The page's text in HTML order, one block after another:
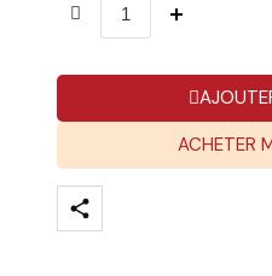
ACHETER